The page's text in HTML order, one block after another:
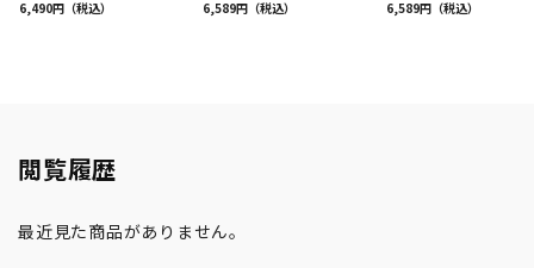
閲覧履歴
最近見た商品がありません。